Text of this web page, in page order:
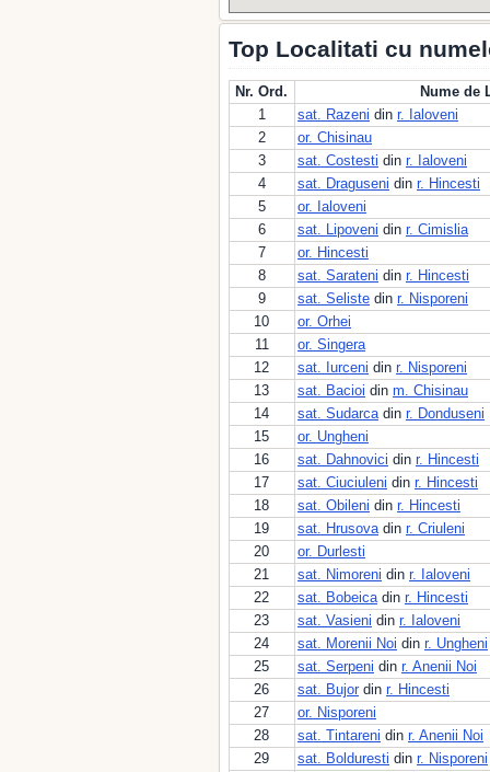
Top Localitati cu
Nr. Ord.
Nume de
1
sat. Razeni din r. Ialoveni
2
or. Chisinau
3
sat. Costesti din r. Ialoveni
4
sat. Draguseni din r. Hincesti
5
or. Ialoveni
6
sat. Lipoveni din r. Cimislia
7
or. Hincesti
8
sat. Sarateni din r. Hincesti
9
sat. Seliste din r. Nisporeni
10
or. Orhei
11
or. Singera
12
sat. Iurceni din r. Nisporeni
13
sat. Bacioi din m. Chisinau
14
sat. Sudarcadin r. Donduseni
15
or. Ungheni
16
sat. Dahnovici din r. Hincesti
17
sat. Ciuciuleni din r. Hincesti
18
sat. Obileni din r. Hincesti
19
sat. Hrusovadin r. Criuleni
20
or. Durlesti
21
sat. Nimoreni din r. Ialoveni
22
sat. Bobeicadin r. Hincesti
23
sat. Vasieni din r. Ialoveni
24
sat. Morenii Noi din r. Ungheni
25
sat. Serpeni din r. Anenii Noi
26
sat. Bujor din r. Hincesti
27
or. Nisporeni
28
sat. Tintareni din r. Anenii Noi
29
sat. Bolduresti din r. Nisporeni